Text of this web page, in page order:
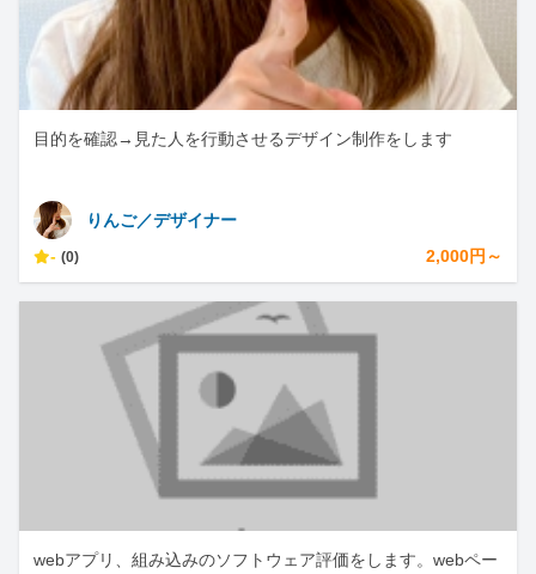
目的を確認→見た人を行動させるデザイン制作をします
りんご／デザイナー
- (0) 2,000円～
webアプリ、組み込みのソフトウェア評価をします。webペー